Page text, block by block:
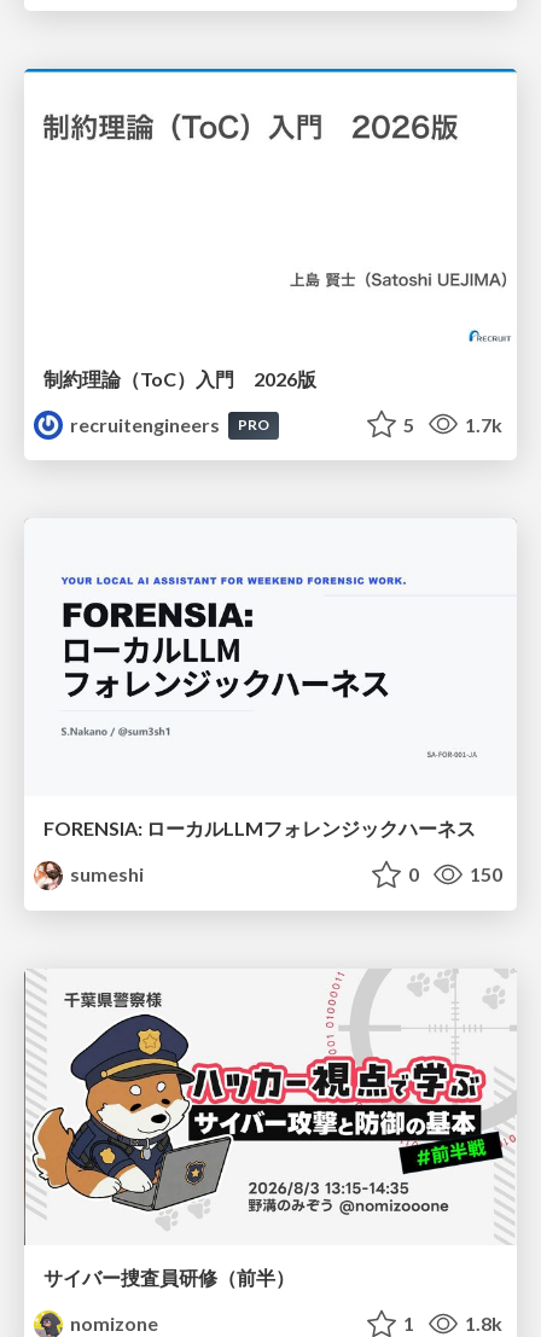
制約理論（ToC）入門 2026版
recruitengineers
PRO 5 1.7k
FORENSIA: ローカルLLMフォレンジックハーネス
sumeshi
0 150
サイバー捜査員研修（前半）
nomizone
1 1.8k